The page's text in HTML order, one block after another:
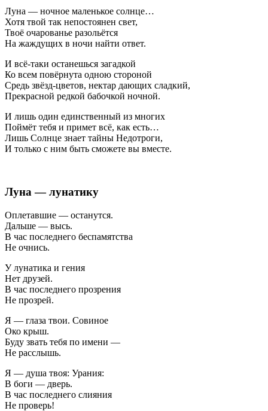
Луна — ночное маленькое солнце…
Хотя твой так непостоянен свет,
Твоё очарованье разольётся
На жаждущих в ночи найти ответ.
И всё-таки останешься загадкой
Ко всем повёрнута одною стороной
Средь звёзд-цветов, нектар дающих сладкий,
Прекрасной редкой бабочкой ночной.
И лишь один единственный из многих
Поймёт тебя и примет всё, как есть…
Лишь Солнце знает тайны Недотроги,
И только с ним быть сможете вы вместе.
Луна — лунатику
Оплетавшие — останутся.
Дальше — высь.
В час последнего беспамятства
Не очнись.
У лунатика и гения
Нет друзей.
В час последнего прозрения
Не прозрей.
Я — глаза твои. Совиное
Око крыш.
Буду звать тебя по имени —
Не расслышь.
Я — душа твоя: Урания:
В боги — дверь.
В час последнего слияния
Не проверь!